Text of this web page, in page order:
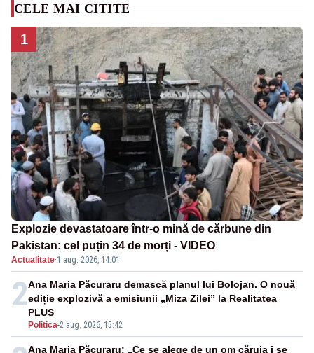
CELE MAI CITITE
1
Explozie devastatoare într-o mină de cărbune din
Pakistan: cel puțin 34 de morți - VIDEO
Actualitate·1 aug. 2026, 14:01
2
Politica-2 aug. 2026, 15:42
Ana Maria Păcuraru demască planul lui Bolojan. O nouă
ediție explozivă a emisiunii „Miza Zilei” la Realitatea
PLUS
Ana Maria Păcuraru: „Ce se alege de un om căruia i se